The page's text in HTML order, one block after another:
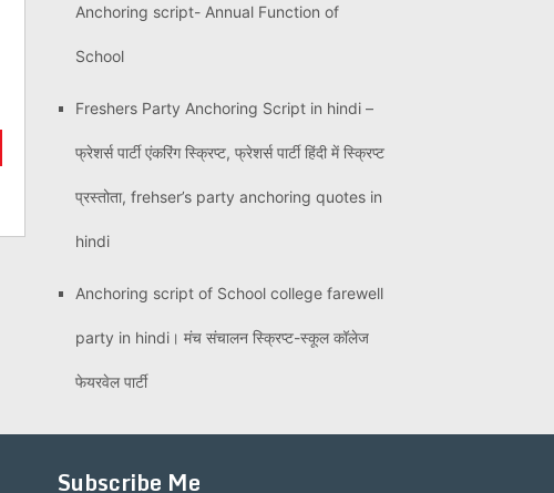
Anchoring script- Annual Function of
School
Freshers Party Anchoring Script in hindi –
फ्रेशर्स पार्टी एंकरिंग स्क्रिप्ट, फ्रेशर्स पार्टी हिंदी में स्क्रिप्ट
प्रस्तोता, frehser’s party anchoring quotes in
hindi
Anchoring script of School college farewell
party in hindi। मंच संचालन स्क्रिप्ट-स्कूल कॉलेज
फेयरवेल पार्टी
Subscribe Me